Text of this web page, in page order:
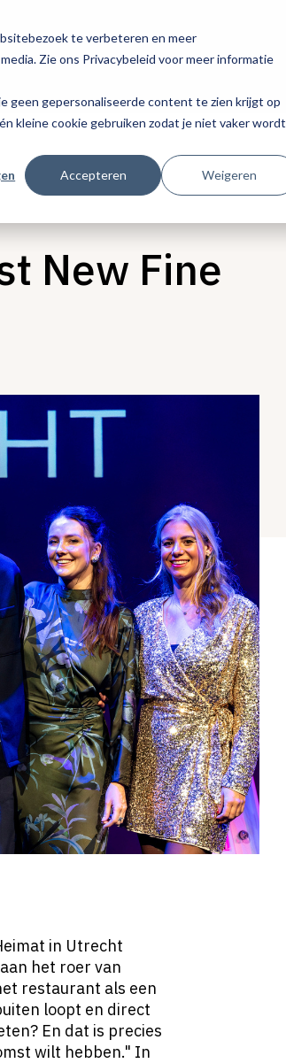
te verbeteren en meer
Zie ons Privacybeleid voor meer informatie
geen gepersonaliseerde content te zien krijgt op
kleine cookie gebruiken zodat je niet vaker wordt
Accepteren Weigeren
New Fine
in Utrecht
het roer van
restaurant als een
loopt en direct
En dat is precies
wilt hebben." In